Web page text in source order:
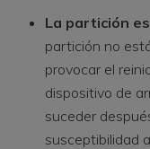
La partición
partición no
provocar el
dispositivo de
suceder
susceptibilidad